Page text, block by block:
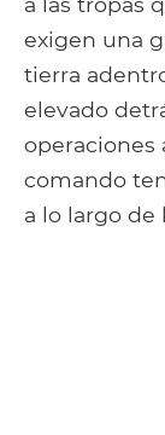
exigen una
tierra
elevado
operaciones
comando
a lo largo de